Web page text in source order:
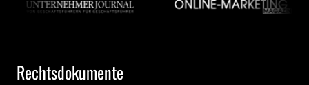
Rechtsdokumente